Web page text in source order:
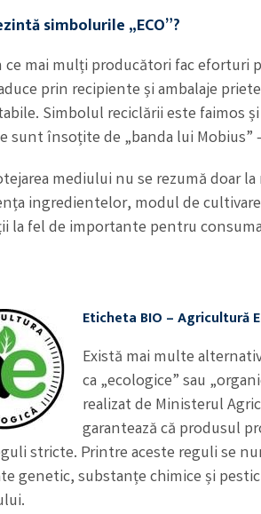
simbolurile „ECO”?
ce mai mulți producători fac
prin recipiente și ambalaje
Simbolul reciclării este faimos
sunt însoțite de „banda lui Mobius”
mediului nu se rezumă doar
ingredientelor, modul de
la fel de importante pentru
Eticheta BIO – Agricultură
Există mai multe
ca „ecologice” sau
realizat de Ministerul
garantează că produsul
stricte. Printre aceste reguli se
genetic, substanțe chimice și